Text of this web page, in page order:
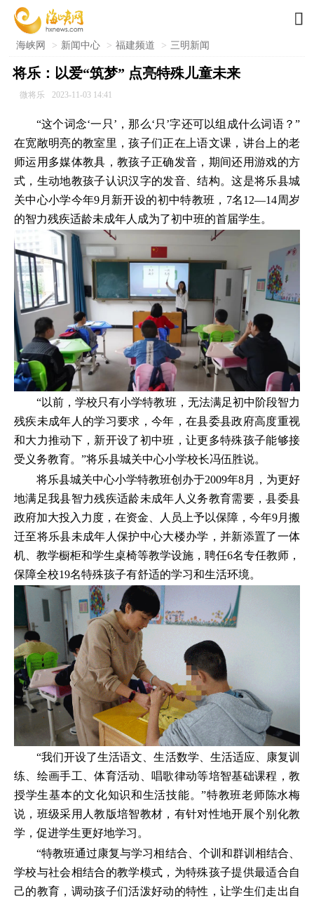

海峡网 > 新闻中心 > 福建频道 > 三明新闻
将乐：以爱“筑梦” 点亮特殊儿童未来
微将乐 2023-11-03 14:41
“这个词念‘一只’，那么‘只’字还可以组成什么词语？”
在宽敞明亮的教室里，孩子们正在上语文课，讲台上的老
师运用多媒体教具，教孩子正确发音，期间还用游戏的方
式，生动地教孩子认识汉字的发音、结构。这是将乐县城
关中心小学今年9月新开设的初中特教班，7名12—14周岁
的智力残疾适龄未成年人成为了初中班的首届学生。
“以前，学校只有小学特教班，无法满足初中阶段智力
残疾未成年人的学习要求，今年，在县委县政府高度重视
和大力推动下，新开设了初中班，让更多特殊孩子能够接
受义务教育。”将乐县城关中心小学校长冯伍胜说。
将乐县城关中心小学特教班创办于2009年8月，为更好
地满足我县智力残疾适龄未成年人义务教育需要，县委县
政府加大投入力度，在资金、人员上予以保障，今年9月搬
迁至将乐县未成年人保护中心大楼办学，并新添置了一体
机、教学橱柜和学生桌椅等教学设施，聘任6名专任教师，
保障全校19名特殊孩子有舒适的学习和生活环境。
“我们开设了生活语文、生活数学、生活适应、康复训
练、绘画手工、体育活动、唱歌律动等培智基础课程，教
授学生基本的文化知识和生活技能。”特教班老师陈水梅
说，班级采用人教版培智教材，有针对性地开展个别化教
学，促进学生更好地学习。
“特教班通过康复与学习相结合、个训和群训相结合、
学校与社会相结合的教学模式，为特殊孩子提供最适合自
己的教育，调动孩子们活泼好动的特性，让学生们走出自